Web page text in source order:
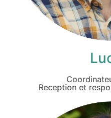
Reception et